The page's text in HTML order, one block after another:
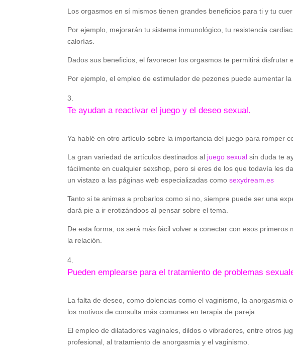
Los orgasmos en sí mismos tienen grandes beneficios para ti y tu
Por ejemplo, mejorarán tu sistema inmunológico, tu resistencia
calorías.
Dados sus beneficios, el favorecer los orgasmos te permitirá disfrutar
Por ejemplo, el empleo de estimulador de pezones puede aumentar
Te ayudan a reactivar el juego y el deseo sexual.
Ya hablé en otro artículo sobre la importancia del juego para romper
La gran variedad de artículos destinados al juego sexual sin duda te
fácilmente en cualquier sexshop, pero si eres de los que todavía les
un vistazo a las páginas web especializadas comosexydream.es
Tanto si te animas a probarlos como si no, siempre puede ser una
dará pie a ir erotizándoos al pensar sobre el tema.
De esta forma, os será más fácil volver a conectar con esos primeros
la relación.
Pueden emplearse para el tratamiento de problemas
La falta de deseo, como dolencias como el vaginismo, la anorgasmia
los motivos de consulta más comunes en terapia de pareja
El empleo de dilatadores vaginales, dildos o vibradores, entre otros
profesional, al tratamiento de anorgasmia y el vaginismo.